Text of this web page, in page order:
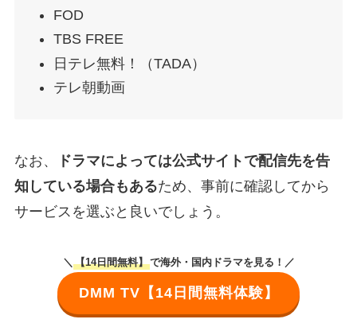
FOD
TBS FREE
日テレ無料！（TADA）
テレ朝動画
なお、
ドラマによっては公式サイトで配信先を告
知している場合もあるため、事前に確認してから
サービスを選ぶと良いでしょう。
＼ 【14日間無料】で海外・国内ドラマを見る！／
DMM TV【14日間無料体験】